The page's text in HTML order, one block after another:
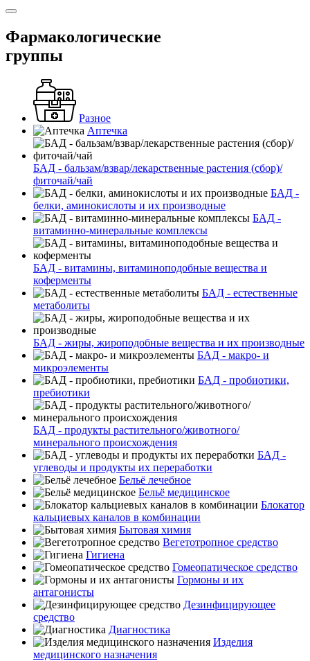
Фармакологические
группы
Разное
Аптечка
БАД - бальзам/взвар/лекарственные растения (сбор)/
фиточай/чай
БАД -
белки, аминокислоты и их производные
БАД -
витаминно-минеральные комплексы
БАД - витамины, витаминоподобные вещества и
коферменты
БАД - естественные
метаболиты
БАД - жиры, жироподобные вещества и их производные
БАД - макро- и
микроэлементы
БАД - пробиотики,
пребиотики
БАД - продукты растительного/животного/
минерального происхождения
БАД -
углеводы и продукты их переработки
Бельё лечебное
Бельё медицинское
Блокатор
кальциевых каналов в комбинации
Бытовая химия
Вегетотропное средство
Гигиена
Гомеопатическое средство
Гормоны и их
антагонисты
Дезинфицирующее
средство
Диагностика
Изделия
медицинского назначения